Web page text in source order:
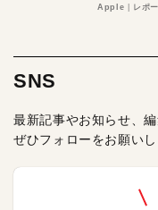
る理由と
Apple レポ
SNS
最新記事やお知らせ、
ぜひフォローをお願いし